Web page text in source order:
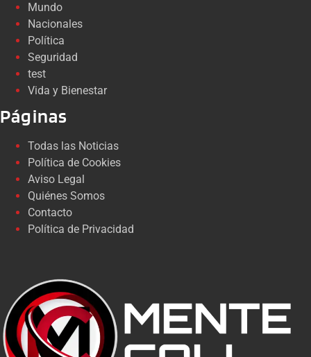
Mundo
Nacionales
Política
Seguridad
test
Vida y Bienestar
Páginas
Todas las Noticias
Política de Cookies
Aviso Legal
Quiénes Somos
Contacto
Política de Privacidad